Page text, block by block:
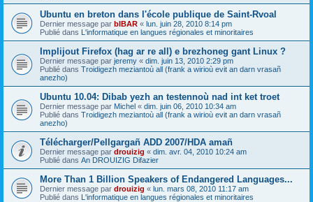
Ubuntu en breton dans l'école publique de Saint-Rvoal
Dernier message par bIBAR « lun. juin 28, 2010 8:14 pm
Publié dans L'informatique en langues régionales et minoritaires
Implijout Firefox (hag ar re all) e brezhoneg gant Linux ?
Dernier message par jeremy « dim. juin 13, 2010 2:29 pm
Publié dans Troidigezh meziantoù all (frank a wirioù evit an darn vrasañ
anezho)
Ubuntu 10.04: Dibab yezh an testennoù nad int ket troet
Dernier message par Michel « dim. juin 06, 2010 10:34 am
Publié dans Troidigezh meziantoù all (frank a wirioù evit an darn vrasañ
anezho)
Télécharger/Pellgargañ ADD 2007/HDA amañ
Dernier message par drouizig « dim. avr. 04, 2010 10:24 am
Publié dans An DROUIZIG Difazier
More Than 1 Billion Speakers of Endangered Languages...
Dernier message par drouizig « lun. mars 08, 2010 11:17 am
Publié dans L'informatique en langues régionales et minoritaires